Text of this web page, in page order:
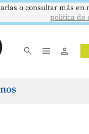
$4178,23 IPC
Inflación
search menu person
o consultar más en
politica de